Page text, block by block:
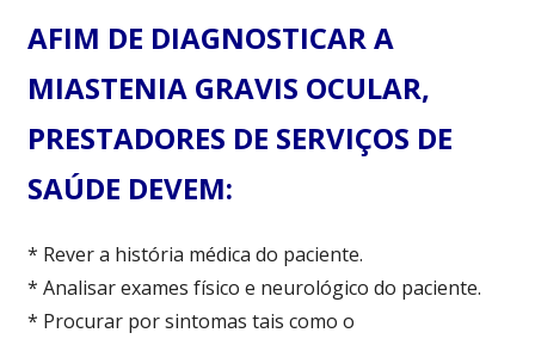
AFIM DE DIAGNOSTICAR A
MIASTENIA GRAVIS OCULAR,
PRESTADORES DE SERVIÇOS DE
SAÚDE DEVEM:
* Rever a história médica do paciente.
* Analisar exames físico e neurológico do paciente.
* Procurar por sintomas tais como o